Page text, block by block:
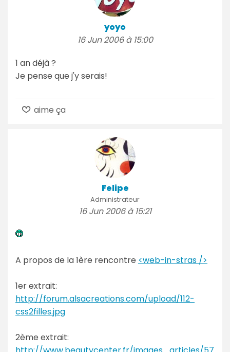
yoyo
16 Jun 2006 à 15:00
1 an déjà ?
Je pense que j'y serais!
aime ça
Felipe
Administrateur
16 Jun 2006 à 15:21
A propos de la 1ère rencontre <web-in-stras />
1er extrait:
http://forum.alsacreations.com/upload/112-
css2filles.jpg
2ème extrait: